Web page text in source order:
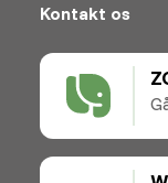
Kontakt os